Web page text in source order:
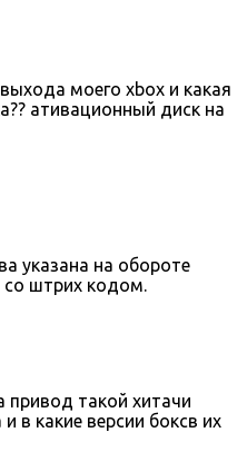
моего xbox и какая
ативационный диск на
указана на обороте
со штрих кодом.
привод такой хитачи
в какие версии боксв их